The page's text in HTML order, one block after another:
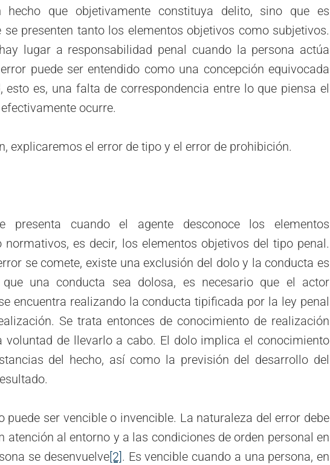
hecho que objetivamente constituya delito, sino que es
se presenten tanto los elementos objetivos como subjetivos.
lugar a responsabilidad penal cuando la persona actúa
puede ser entendido como una concepción equivocada
esto es, una falta de correspondencia entre lo que piensa el
ocurre.
explicaremos el error de tipo y el error de prohibición.
presenta cuando el agente desconoce los elementos
normativos, es decir, los elementos objetivos del tipo penal.
se comete, existe una exclusión del dolo y la conducta es
una conducta sea dolosa, es necesario que el actor
encuentra realizando la conducta tipificada por la ley penal
Se trata entonces de conocimiento de realización
voluntad de llevarlo a cabo. El dolo implica el conocimiento
del hecho, así como la previsión del desarrollo del
puede ser vencible o invencible. La naturaleza del error debe
atención al entorno y a las condiciones de orden personal en
se desenvuelve[2]. Es vencible cuando a una persona, en